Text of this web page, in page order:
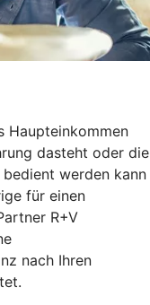
Haupteinkommen
dasteht oder die
werden kann
für einen
R+V
nach Ihren